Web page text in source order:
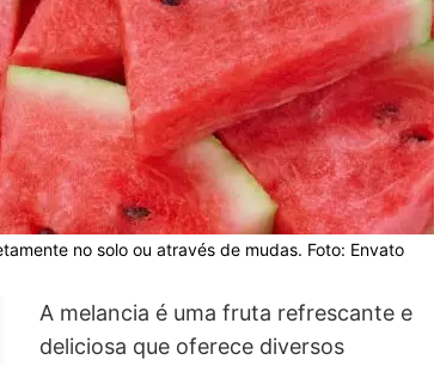
no solo ou através de mudas. Foto: Envato
A melancia é uma fruta refrescante e
deliciosa que oferece diversos